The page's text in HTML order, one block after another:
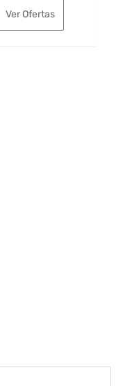
original
era:
es:
Ver Ofertas